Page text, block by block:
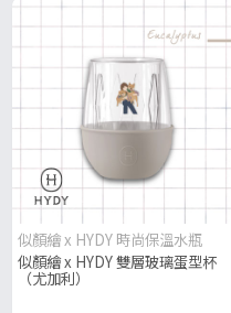
似顏繪 x HYDY 時尚保溫水瓶
似顏繪 x HYDY 雙層玻璃蛋型杯
（尤加利）